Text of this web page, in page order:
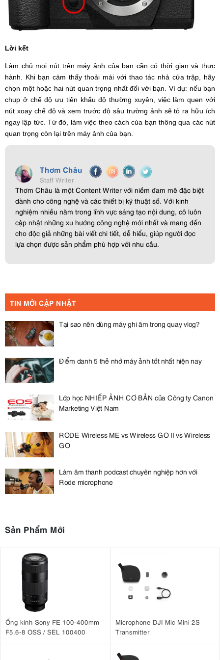
Lời kết
Làm chủ mọi nút trên máy ảnh của bạn cần có thời gian và thực
hành. Khi bạn cảm thấy thoải mái với thao tác nhả cửa trập, hãy
chọn một hoặc hai nút quan trọng nhất đối với bạn. Ví dụ: nếu bạn
chụp ở chế độ ưu tiên khẩu độ thường xuyên, việc làm quen với
nút xoay chế độ và xem trước độ sâu trường ảnh sẽ tỏ ra hữu ích
ngay lập tức. Từ đó, làm việc theo cách của bạn thông qua các nút
quan trọng còn lại trên máy ảnh của bạn.
Thơm Châu
Staff Writer
Thơm Châu là một Content Writer với niềm đam mê đặc biệt
dành cho công nghệ và các thiết bị kỹ thuật số. Với kinh
nghiệm nhiều năm trong lĩnh vực sáng tạo nội dung, cô luôn
cập nhật những xu hướng công nghệ mới nhất và mang đến
cho độc giả những bài viết chi tiết, dễ hiểu, giúp người đọc
lựa chọn được sản phẩm phù hợp với nhu cầu.
TIN MỚI CẬP NHẬT
Tại sao nên dùng máy ghi âm trong quay vlog?
Điểm danh 5 thẻ nhớ máy ảnh tốt nhất hiện nay
Lớp học NHIẾP ẢNH CƠ BẢN của Công ty Canon
Marketing Việt Nam
RODE Wireless ME vs Wireless GO II vs Wireless
GO
Làm âm thanh podcast chuyên nghiệp hơn với
Rode microphone
Sản Phẩm Mới
Ống kính Sony FE 100-400mm
F5.6-8 OSS / SEL 100400
Microphone DJI Mic Mini 2S
Transmitter